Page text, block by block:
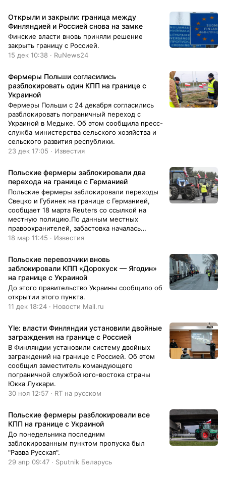
Открыли и закрыли: граница между
Финляндией и Россией снова на замке
Финские власти вновь приняли решение
закрыть границу с Россией.
15 дек 10:38 · RuNews24
Фермеры Польши согласились
разблокировать один КПП на границе с
Украиной
Фермеры Польши с 24 декабря согласились
разблокировать пограничный переход с
Украиной в Медыке. Об этом сообщила пресс-
служба министерства сельского хозяйства и
сельского развития республики.
23 дек 17:05 · Известия
Польские фермеры заблокировали два
перехода на границе с Германией
Польские фермеры заблокировали переходы
Свецко и Губинек на границе с Германией,
сообщает 18 марта Reuters со ссылкой на
местную полицию.По данным местных
правоохранителей, забастовка началась
накануне, 17 марта, и продлится до среды, 20
заблокировано, вы не можете проехать ни в
одном из направлений», — цитирует издание
представителя полиции соседнего города
Гожува-Велькопольски Марцина Малуди.
18 мар 11:45 · Известия
Польские перевозчики вновь
заблокировали КПП «Дорохуск — Ягодин»
на границе с Украиной
До этого правительство Украины сообщило об
открытии этого пункта.
11 дек 18:24 · Новости Mail.ru
Yle: власти Финляндии установили двойные
заграждения на границе с Россией
В Финляндии установили систему двойных
заграждений на границе с Россией. Об этом
сообщил заместитель командующего
пограничной службой юго-востока страны
Юкка Луккари.
30 ноя 12:57 · RT на русском
Польские фермеры разблокировали все
КПП на границе с Украиной
До понедельника последним
заблокированным пунктом пропуска был
"Равва Русская".
29 апр 09:47 · Sputnik Беларусь